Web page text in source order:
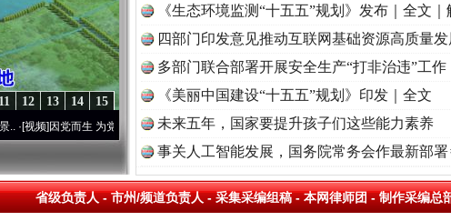
15
14
13
12
11
频]因党而生 为党而战——百年“纪”事⑧加强纪律..·[视频]牢记初心使命 奋进复兴征程丨“转折
《生态环境监测“十五五”规划》发布｜全文｜
读
四部门印发意见推动互联网基础资源高质量发
多部门联合部署开展安全生产“打非治违”工作
《美丽中国建设“十五五”规划》印发｜全文
未来五年，国家要提升孩子们这些能力素养
事关人工智能发展，国务院常务会作最新部
省级负责人-市州/频道负责人-采集采编组稿-本网律师团-制作采编总